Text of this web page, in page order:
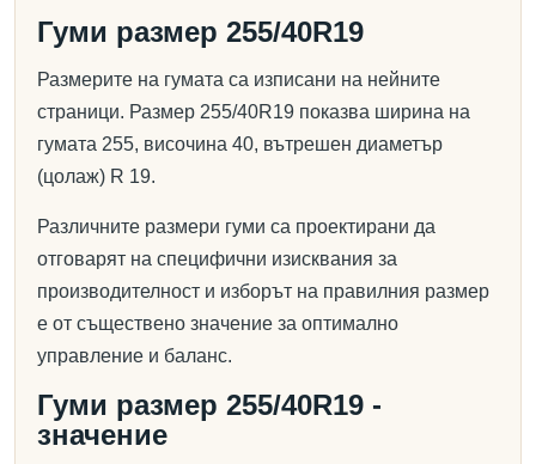
Гуми размер 255/40R19
Размерите на гумата са изписани на нейните
страници. Размер 255/40R19 показва ширина на
гумата 255, височина 40, вътрешен диаметър
(цолаж) R 19.
Различните размери гуми са проектирани да
отговарят на специфични изисквания за
производителност и изборът на правилния размер
е от съществено значение за оптимално
управление и баланс.
Гуми размер 255/40R19 -
значение